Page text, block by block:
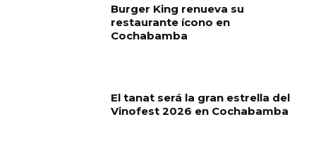
Burger King renueva su
restaurante ícono en
Cochabamba
El tanat será la gran estrella del
Vinofest 2026 en Cochabamba